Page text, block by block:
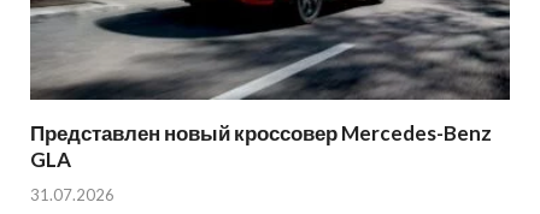
Представлен новый кроссовер Mercedes-Benz
GLA
31.07.2026